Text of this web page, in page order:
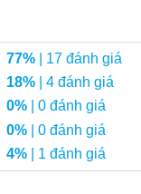
77% | 17 đánh giá
18% | 4 đánh giá
0% | 0 đánh giá
0% | 0 đánh giá
4% | 1 đánh giá